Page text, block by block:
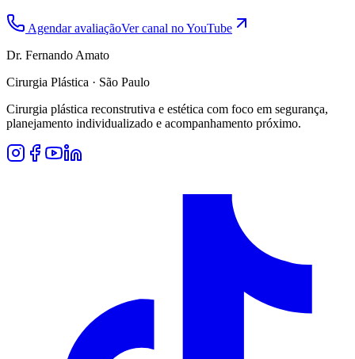
Agendar avaliaçãoVer canal no YouTube
Dr. Fernando Amato
Cirurgia Plástica · São Paulo
Cirurgia plástica reconstrutiva e estética com foco em segurança,
planejamento individualizado e acompanhamento próximo.